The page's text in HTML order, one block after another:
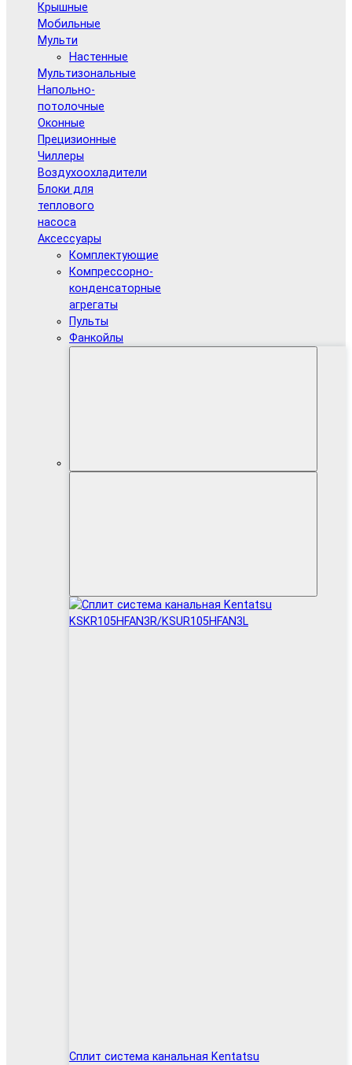
Крышные
Мобильные
Мульти
Настенные
Мультизональные
Напольно-
потолочные
Оконные
Прецизионные
Чиллеры
Воздухоохладители
Блоки для
теплового
насоса
Аксессуары
Комплектующие
Компрессорно-
конденсаторные
агрегаты
Пульты
Фанкойлы
Сплит система канальная Kentatsu